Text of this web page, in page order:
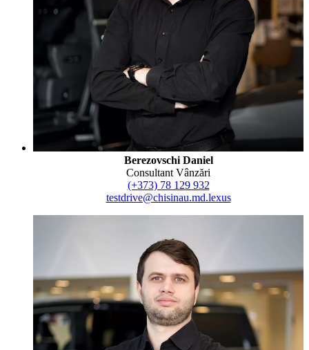
Berezovschi Daniel
Consultant Vânzări
(+373) 78 129 932
testdrive@chisinau.md.lexus